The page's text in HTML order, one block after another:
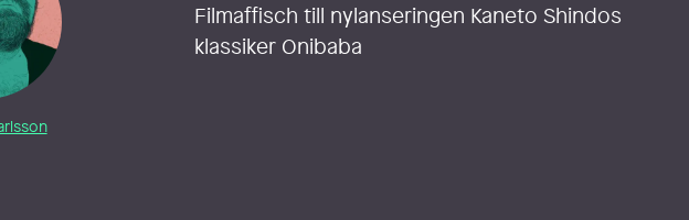
Filmaffisch till nylanseringen Kaneto Shindos
klassiker Onibaba